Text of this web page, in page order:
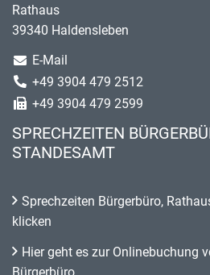
Rathaus
39340 Haldensleben
E-Mail
+49 3904 479 2512
+49 3904 479 2599
SPRECHZEITEN
STANDESAMT
Sprechzeiten Bürgerbüro,
klicken
Hier geht es zur Onlinebuchung
Bürgerbüro